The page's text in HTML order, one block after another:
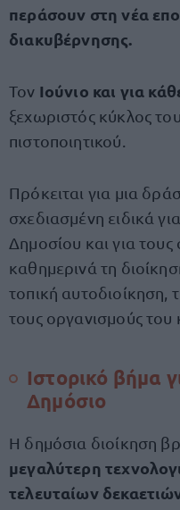
περάσουν στη νέα
διακυβέρνησης.
Τον Ιούνιο και για
ξεχωριστός κύκλος
πιστοποιητικού.
Πρόκειται για μια
σχεδιασμένη ειδικά
Δημοσίου και για
καθημερινά τη
τοπική αυτοδιοίκηση,
τους οργανισμούς του
Ιστορικό βήμα
Δημόσιο
Η δημόσια διοίκηση
μεγαλύτερη
τελευταίων